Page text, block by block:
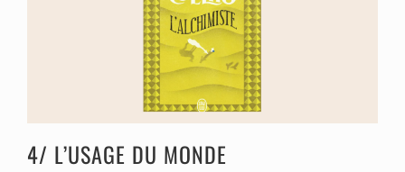
4/ L’USAGE DU MONDE